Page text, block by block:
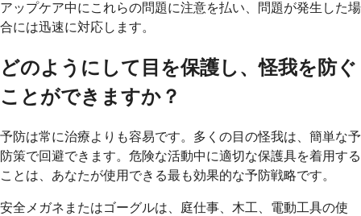
アップケア中にこれらの問題に注意を払い、問題が発生した場
合には迅速に対応します。
どのようにして目を保護し、怪我を防ぐ
ことができますか？
予防は常に治療よりも容易です。多くの目の怪我は、簡単な予
防策で回避できます。危険な活動中に適切な保護具を着用する
ことは、あなたが使用できる最も効果的な予防戦略です。
安全メガネまたはゴーグルは、庭仕事、木工、電動工具の使